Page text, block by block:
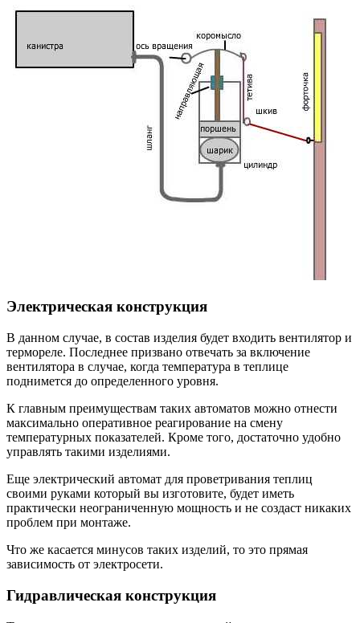
Электрическая конструкция
В данном случае, в состав изделия будет входить вентилятор и
термореле. Последнее призвано отвечать за включение
вентилятора в случае, когда температура в теплице
поднимется до определенного уровня.
К главным преимуществам таких автоматов можно отнести
максимально оперативное реагирование на смену
температурных показателей. Кроме того, достаточно удобно
управлять такими изделиями.
Еще электрический автомат для проветривания теплиц
своими руками который вы изготовите, будет иметь
практически неограниченную мощность и не создаст никаких
проблем при монтаже.
Что же касается минусов таких изделий, то это прямая
зависимость от электросети.
Гидравлическая конструкция